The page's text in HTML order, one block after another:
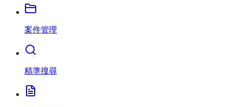
案件管理
精準搜尋